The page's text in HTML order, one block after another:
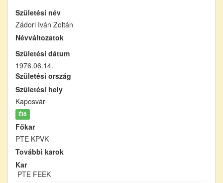
Születési név
Zádori Iván Zoltán
Névváltozatok
Születési dátum
1976.06.14.
Születési ország
Születési hely
Kaposvár
Élő
Főkar
PTE KPVK
További karok
Kar
PTE FEEK